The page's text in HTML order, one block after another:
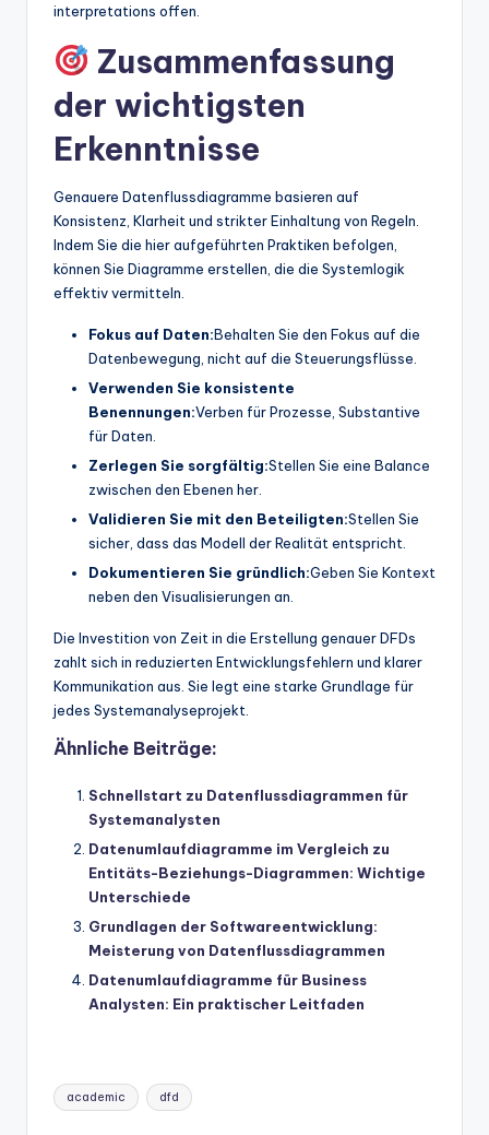
interpretations offen.
Zusammenfassung
der wichtigsten
Erkenntnisse
Genauere Datenflussdiagramme basieren auf
Konsistenz, Klarheit und strikter Einhaltung von Regeln.
Indem Sie die hier aufgeführten Praktiken befolgen,
können Sie Diagramme erstellen, die die Systemlogik
effektiv vermitteln.
Fokus auf Daten:Behalten Sie den Fokus auf die
Datenbewegung, nicht auf die Steuerungsflüsse.
Verwenden Sie konsistente
Benennungen:Verben für Prozesse, Substantive
für Daten.
Zerlegen Sie sorgfältig:Stellen Sie eine Balance
zwischen den Ebenen her.
Validieren Sie mit den Beteiligten:Stellen Sie
sicher, dass das Modell der Realität entspricht.
Dokumentieren Sie gründlich:Geben Sie Kontext
neben den Visualisierungen an.
Die Investition von Zeit in die Erstellung genauer DFDs
zahlt sich in reduzierten Entwicklungsfehlern und klarer
Kommunikation aus. Sie legt eine starke Grundlage für
jedes Systemanalyseprojekt.
Ähnliche Beiträge:
Schnellstart zu Datenflussdiagrammen für
Systemanalysten
Datenumlaufdiagramme im Vergleich zu
Entitäts-Beziehungs-Diagrammen: Wichtige
Unterschiede
Grundlagen der Softwareentwicklung:
Meisterung von Datenflussdiagrammen
Datenumlaufdiagramme für Business
Analysten: Ein praktischer Leitfaden
Tags:
academic dfd